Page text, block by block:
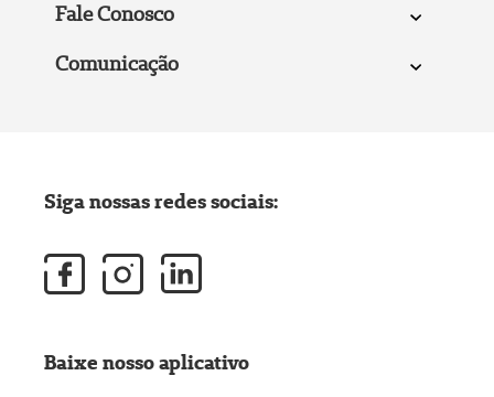
Fale Conosco
Comunicação
Siga nossas redes sociais:
Baixe nosso aplicativo